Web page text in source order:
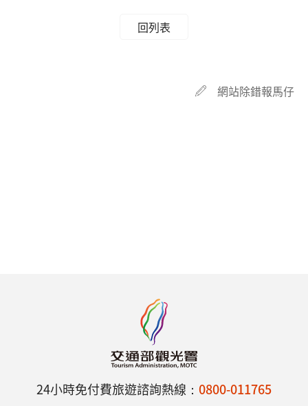
回列表
網站除錯報馬仔
24小時免付費旅遊諮詢熱線： 0800-011765